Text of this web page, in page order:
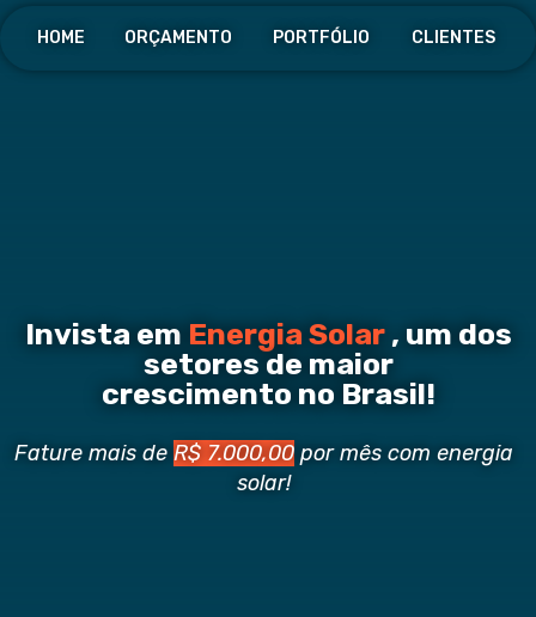
HOME ORÇAMENTO PORTFÓLIO CLIENTES
Invista em Energia Solar , um dos
setores de maior
crescimento no Brasil!
Fature mais de R$ 7.000,00 por mês com energia
solar!